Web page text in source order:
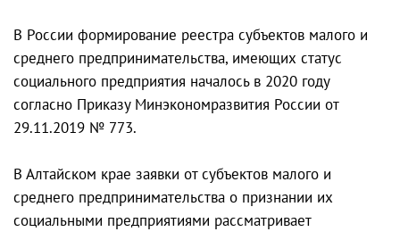
В России формирование реестра субъектов малого и
среднего предпринимательства, имеющих статус
социального предприятия началось в 2020 году
согласно Приказу Минэкономразвития России от
29.11.2019 № 773.
В Алтайском крае заявки от субъектов малого и
среднего предпринимательства о признании их
социальными предприятиями рассматривает